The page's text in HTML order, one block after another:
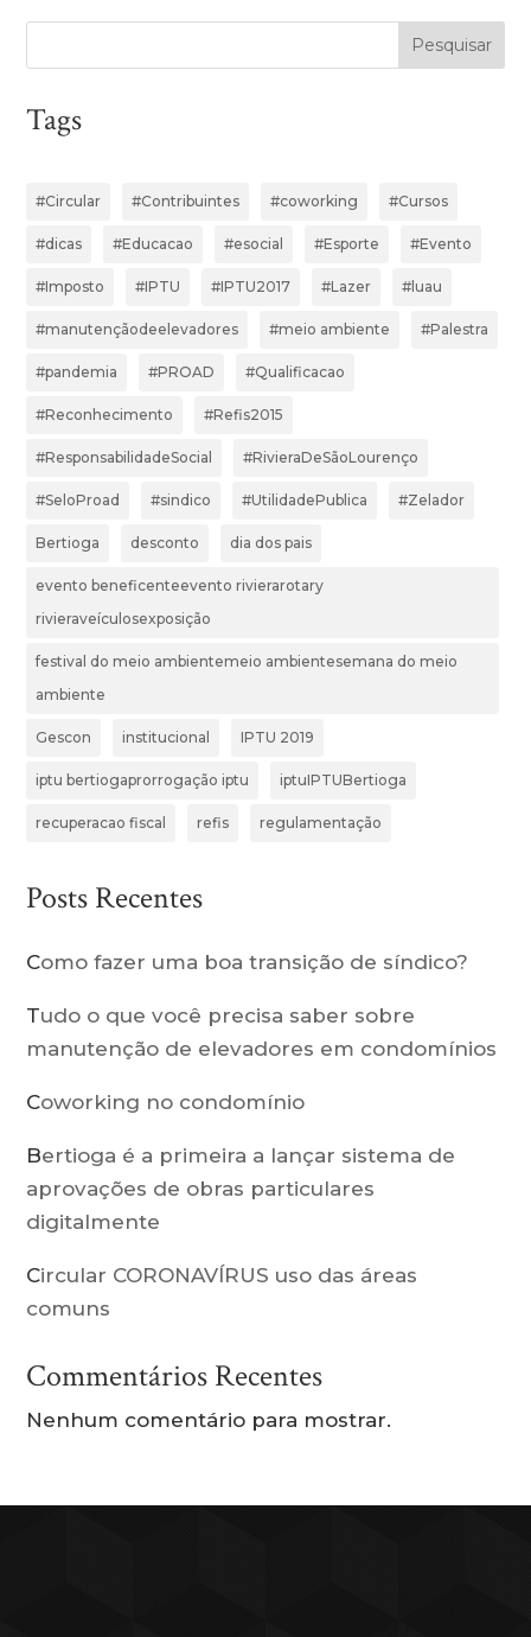
Pesquisar
Tags
#Circular #Contribuintes #coworking #Cursos
#dicas #Educacao #esocial #Esporte #Evento
#Imposto #IPTU #IPTU2017 #Lazer #luau
#manutençãodeelevadores #meio ambiente #Palestra
#pandemia #PROAD #Qualificacao
#Reconhecimento #Refis2015
#ResponsabilidadeSocial #RivieraDeSãoLourenço
#SeloProad #sindico #UtilidadePublica #Zelador
Bertioga desconto dia dos pais
evento beneficenteevento rivierarotary
rivieraveículosexposição
festival do meio ambientemeio ambientesemana do meio
ambiente
Gescon institucional IPTU 2019
iptu bertiogaprorrogação iptu iptuIPTUBertioga
recuperacao fiscal refis regulamentação
Posts Recentes
Como fazer uma boa transição de síndico?
Tudo o que você precisa saber sobre
manutenção de elevadores em condomínios
Coworking no condomínio
Bertioga é a primeira a lançar sistema de
aprovações de obras particulares
digitalmente
Circular CORONAVÍRUS uso das áreas
comuns
Commentários Recentes
Nenhum comentário para mostrar.